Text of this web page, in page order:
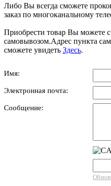
Либо Вы всегда сможете
заказ по многоканальному
Приобрести товар Вы можете
самовывозом.Адрес пункта
сможете увидеть Здесь.
Имя:
Электронная почта:
Сообщение: